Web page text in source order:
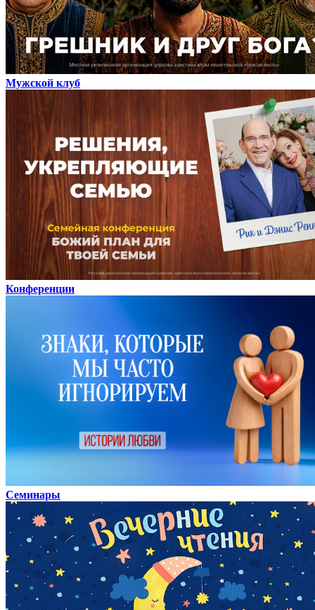
Мужской клуб
Конференции
Семинары